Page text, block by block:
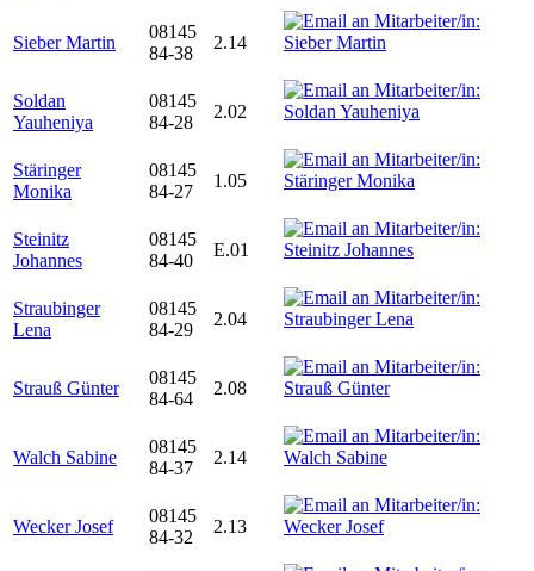
Sieber Martin
08145
84-38
2.14
Soldan
Yauheniya
08145
84-28
2.02
Stäringer
Monika
08145
84-27
1.05
Steinitz
Johannes
08145
84-40
E.01
Straubinger
Lena
08145
84-29
2.04
Strauß Günter
08145
84-64
2.08
Walch Sabine
08145
84-37
2.14
Wecker Josef
08145
84-32
2.13